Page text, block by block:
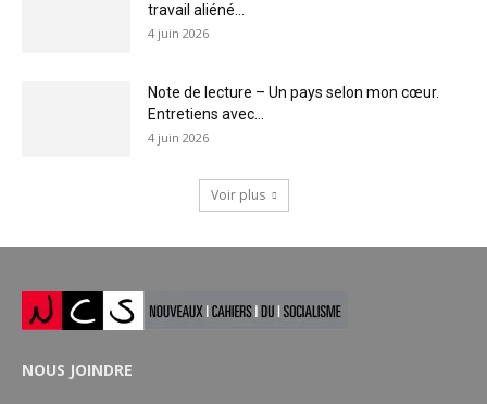
travail aliéné...
4 juin 2026
Note de lecture – Un pays selon mon cœur.
Entretiens avec...
4 juin 2026
Voir plus
NOUS JOINDRE